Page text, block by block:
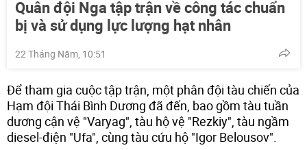
Quân đội Nga tập trận về công tác chuẩn
bị và sử dụng lực lượng hạt nhân
22 Tháng Năm, 10:51
Để tham gia cuộc tập trận, một phân đội tàu chiến của
Hạm đội Thái Bình Dương đã đến, bao gồm tàu tuần
dương cận vệ "Varyag", tàu hộ vệ "Rezkiy", tàu ngầm
diesel-điện "Ufa", cùng tàu cứu hộ "Igor Belousov".